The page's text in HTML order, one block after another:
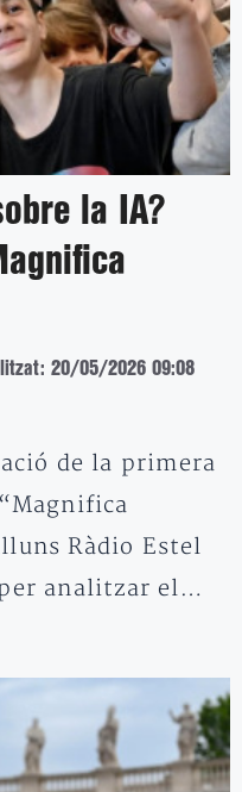
la IA?
20/05/2026 09:08
de la primera
Ràdio Estel
analitzar el…